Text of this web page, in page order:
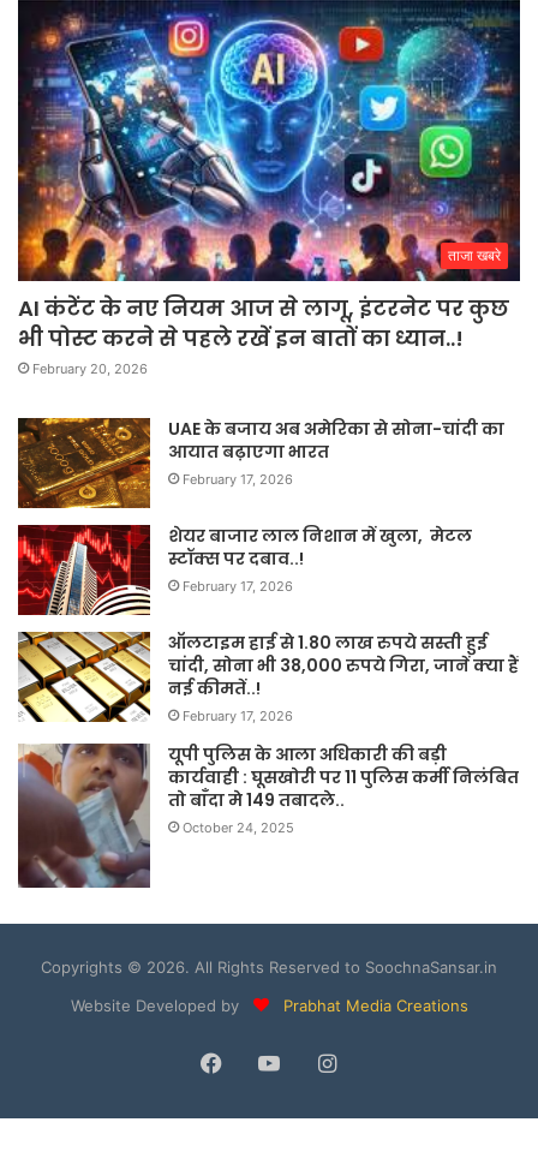
ताजा खबरे
AI कंटेंट के नए नियम आज से लागू, इंटरनेट पर कुछ
भी पोस्ट करने से पहले रखें इन बातों का ध्यान..!
February 20, 2026
UAE के बजाय अब अमेरिका से सोना-चांदी का
आयात बढ़ाएगा भारत
February 17, 2026
शेयर बाजार लाल निशान में खुला, मेटल
स्टॉक्स पर दबाव..!
February 17, 2026
ऑलटाइम हाई से 1.80 लाख रुपये सस्ती हुई
चांदी, सोना भी 38,000 रुपये गिरा, जानें क्या हैं
नई कीमतें..!
February 17, 2026
यूपी पुलिस के आला अधिकारी की बड़ी
कार्यवाही : घूसखोरी पर 11 पुलिस कर्मी निलंबित
तो बाँदा मे 149 तबादले..
October 24, 2025
Copyrights © 2026. All Rights Reserved to SoochnaSansar.in
Website Developed by
Prabhat Media Creations
Facebook
YouTubeInstagram